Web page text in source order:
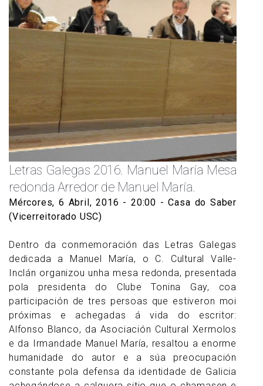
Letras Galegas 2016. Manuel María Mesa
redonda Arredor de Manuel María.
Mércores, 6 Abril, 2016 - 20:00 - Casa do Saber
(Vicerreitorado USC)
Dentro da conmemoración das Letras Galegas
dedicada a Manuel María, o C. Cultural Valle-
Inclán organizou unha mesa redonda, presentada
pola presidenta do Clube Tonina Gay, coa
participación de tres persoas que estiveron moi
próximas e achegadas á vida do escritor:
Alfonso Blanco, da Asociación Cultural Xermolos
e da Irmandade Manuel María, resaltou a enorme
humanidade do autor e a súa preocupación
constante pola defensa da identidade de Galicia